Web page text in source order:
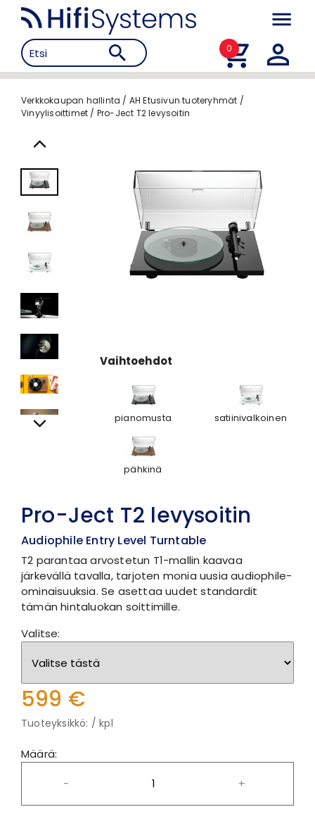
0
Verkkokaupan hallinta / AH Etusivun tuoteryhmät /
Vinyylisoittimet / Pro-Ject T2 levysoitin
Vaihtoehdot
pianomusta satiinivalkoinen
pähkinä
Pro-Ject T2 levysoitin
Audiophile Entry Level Turntable
T2 parantaa arvostetun T1-mallin kaavaa
järkevällä tavalla, tarjoten monia uusia audiophile-
ominaisuuksia. Se asettaa uudet standardit
tämän hintaluokan soittimille.
Valitse:
599 €
Tuoteyksikkö: / kpl
Määrä:
-
+